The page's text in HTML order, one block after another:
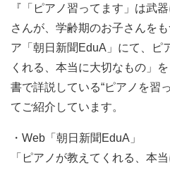
『「ピアノ習ってます」は武
さんが、学齢期のお子さんを
ア「朝日新聞EduA」にて、ピ
くれる、本当に大切なもの」
書で詳説している“ピアノを習
てご紹介しています。
・Web「朝日新聞EduA」
「ピアノが教えてくれる、本